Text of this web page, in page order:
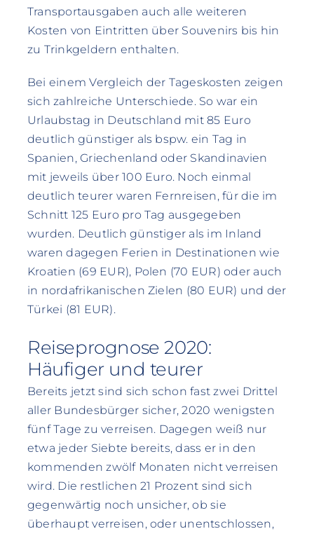
Transportausgaben auch alle weiteren
Kosten von Eintritten über Souvenirs bis hin
zu Trinkgeldern enthalten.
Bei einem Vergleich der Tageskosten zeigen
sich zahlreiche Unterschiede. So war ein
Urlaubstag in Deutschland mit 85 Euro
deutlich günstiger als bspw. ein Tag in
Spanien, Griechenland oder Skandinavien
mit jeweils über 100 Euro. Noch einmal
deutlich teurer waren Fernreisen, für die im
Schnitt 125 Euro pro Tag ausgegeben
wurden. Deutlich günstiger als im Inland
waren dagegen Ferien in Destinationen wie
Kroatien (69 EUR), Polen (70 EUR) oder auch
in nordafrikanischen Zielen (80 EUR) und der
Türkei (81 EUR).
Reiseprognose 2020:
Häufiger und teurer
Bereits jetzt sind sich schon fast zwei Drittel
aller Bundesbürger sicher, 2020 wenigsten
fünf Tage zu verreisen. Dagegen weiß nur
etwa jeder Siebte bereits, dass er in den
kommenden zwölf Monaten nicht verreisen
wird. Die restlichen 21 Prozent sind sich
gegenwärtig noch unsicher, ob sie
überhaupt verreisen, oder unentschlossen,